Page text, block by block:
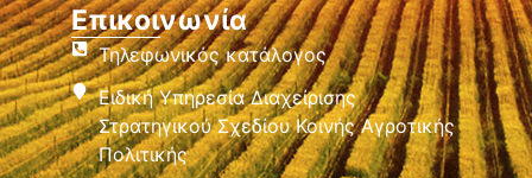
Επικοινωνία
Τηλεφωνικός κατάλογος
Ειδική Υπηρεσία Διαχείρισης
Στρατηγικού Σχεδίου Κοινής Αγροτικής
Πολιτικής